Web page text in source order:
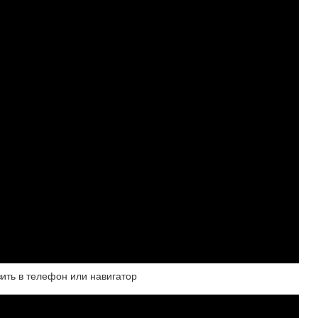
в телефон или навигатор